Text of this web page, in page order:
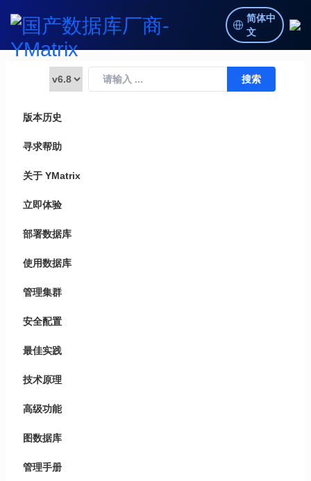
简体中
文
版本历史
寻求帮助
关于 YMatrix
立即体验
部署数据库
使用数据库
管理集群
安全配置
最佳实践
技术原理
高级功能
图数据库
管理手册